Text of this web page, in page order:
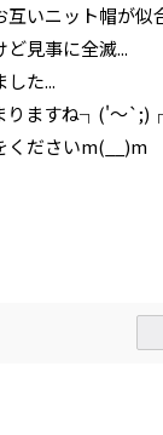
いニット帽が似
見事に全滅...
た...
りますね┐('～
くださいm(__)m